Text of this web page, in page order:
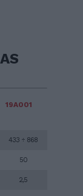
19A001
433 ÷ 868
50
2,5